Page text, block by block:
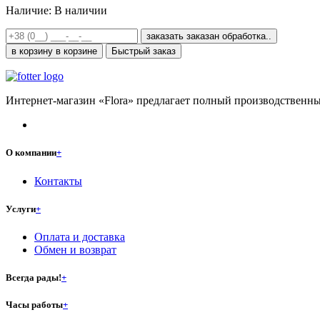
Наличие: В наличии
заказать заказан обработка..
в корзину в корзине Быстрый заказ
Интернет-магазин «Flora» предлагает полный
О компании+
Контакты
Услуги+
Оплата и доставка
Обмен и возврат
Всегда рады!+
Часы работы+